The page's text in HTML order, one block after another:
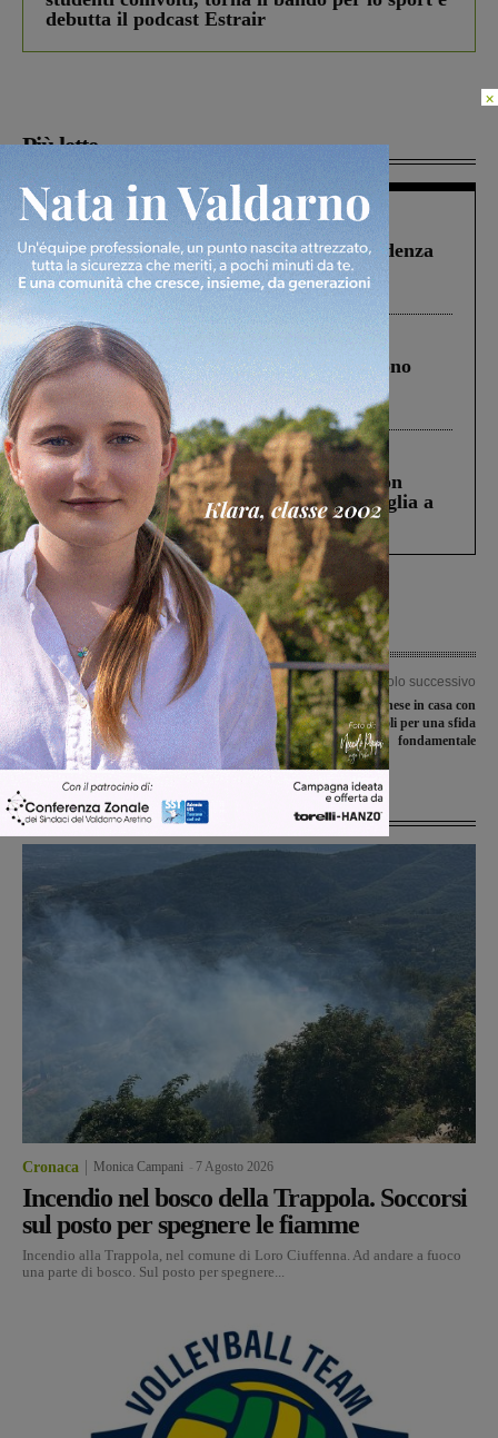
debutta il podcast Estrair
Più lette
Figline Incisa Valdarno 1 Agosto 2026
Piscina di Figline finanziata oltre la scadenza
Pnrr, il gruppo di Fratelli d’Italia: “Un
ringraziamento al Governo”
Cronaca 4 Agosto 2026
Un anno fa la strage in A1 in cui morirono
Gianni, Giulia e Franco. Lo schianto, il
processo, lo stop ai sorpassi fra tir....
Cronaca 3 Agosto 2026
Scomparso da una struttura di Castiglion
Fiorentino l’uomo che aveva ucciso la figlia a
Levane nel 2020
Articolo precedente
Caso della bimba morta nell’auto: il
Gip accoglie la richiesta di
archiviazione per la mamma
Articolo successivo
La Futsal Sangiovannese in casa con
Montecalvoli per una sfida
fondamentale
Ultime Notizie
Cronaca Monica Campani 7 Agosto 2026
Incendio nel bosco della Trappola. Soccorsi
sul posto per spegnere le fiamme
Incendio alla Trappola, nel comune di Loro Ciuffenna. Ad andare a fuoco
una parte di bosco. Sul posto per spegnere...
×